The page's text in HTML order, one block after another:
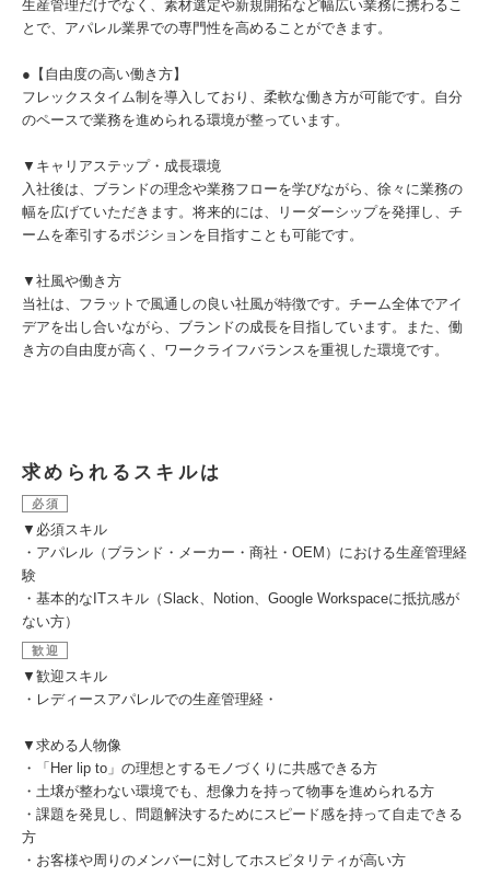
生産管理だけでなく、素材選定や新規開拓など幅広い業務に携わるこ
とで、アパレル業界での専門性を高めることができます。
●【自由度の高い働き方】
フレックスタイム制を導入しており、柔軟な働き方が可能です。自分
のペースで業務を進められる環境が整っています。
▼キャリアステップ・成長環境
入社後は、ブランドの理念や業務フローを学びながら、徐々に業務の
幅を広げていただきます。将来的には、リーダーシップを発揮し、チ
ームを牽引するポジションを目指すことも可能です。
▼社風や働き方
当社は、フラットで風通しの良い社風が特徴です。チーム全体でアイ
デアを出し合いながら、ブランドの成長を目指しています。また、働
き方の自由度が高く、ワークライフバランスを重視した環境です。
求められるスキルは
必須
▼必須スキル
・アパレル（ブランド・メーカー・商社・OEM）における生産管理経
験
・基本的なITスキル（Slack、Notion、Google Workspaceに抵抗感が
ない方）
歓迎
▼歓迎スキル
・レディースアパレルでの生産管理経・
▼求める人物像
・「Her lip to」の理想とするモノづくりに共感できる方
・土壌が整わない環境でも、想像力を持って物事を進められる方
・課題を発見し、問題解決するためにスピード感を持って自走できる
方
・お客様や周りのメンバーに対してホスピタリティが高い方